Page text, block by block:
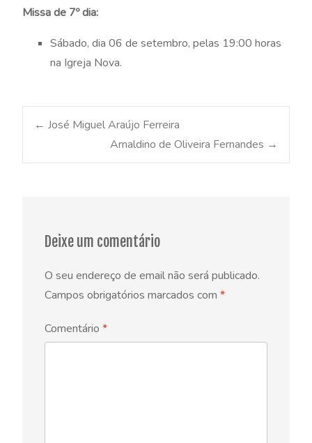
Missa de 7º dia:
Sábado, dia 06 de setembro, pelas 19:00 horas
na Igreja Nova.
Post
← José Miguel Araújo Ferreira
Arnaldino de Oliveira Fernandes →
Deixe um comentário
O seu endereço de email não será publicado.
Campos obrigatórios marcados com *
Comentário *